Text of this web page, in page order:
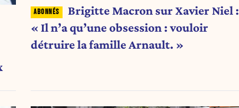
Brigitte Macron sur Xavier Niel :
« Il n’a qu’une obsession : vouloir
détruire la famille Arnault. »